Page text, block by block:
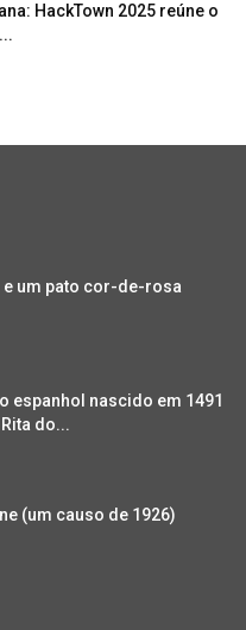
HackTown 2025 reúne o
e um pato cor-de-rosa
espanhol nascido em 1491
do...
(um causo de 1926)